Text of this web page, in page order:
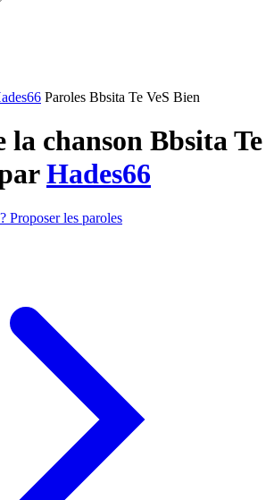
Paroles Bbsita Te VeS Bien
la chanson Bbsita Te
Hades66
Proposer les paroles